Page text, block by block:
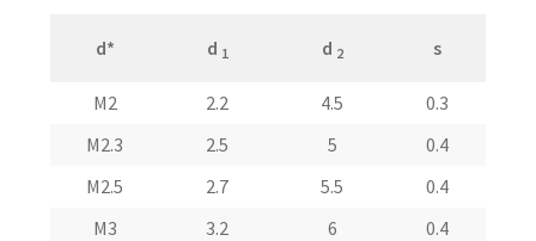
d* d 1 d 2 s
M2 2.2 4.5
0.3
M2.3
2.5 5
0.4
M2.5
2.7 5.5
0.4
M3
3.2 6
0.4